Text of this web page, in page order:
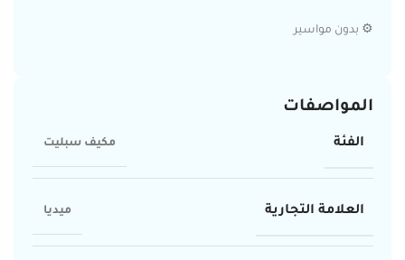
⚙️ بدون مواسير
المواصفات
الفئة مكيف سبليت
العلامة التجارية ميديا